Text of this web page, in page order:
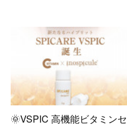
🌞VSPIC 高機能ビタミンセ